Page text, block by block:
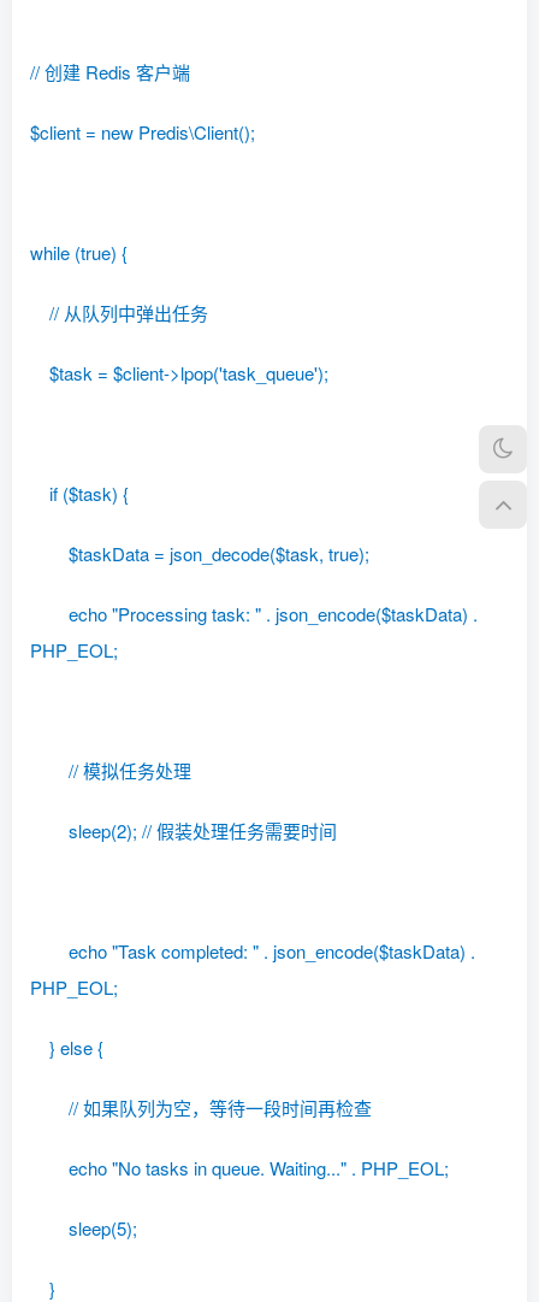
// 创建 Redis 客户端
$client = new Predis\Client();
while (true) {
// 从队列中弹出任务
$task = $client->lpop('task_queue');
if ($task) {
$taskData = json_decode($task, true);
echo "Processing task: " . json_encode($taskData) .
PHP_EOL;
// 模拟任务处理
sleep(2); // 假装处理任务需要时间
echo "Task completed: " . json_encode($taskData) .
PHP_EOL;
} else {
// 如果队列为空，等待一段时间再检查
echo "No tasks in queue. Waiting..." . PHP_EOL;
sleep(5);
}